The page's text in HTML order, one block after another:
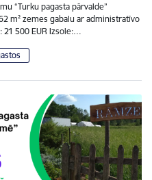
“Turku pagasta pārvalde”
m² zemes gabalu ar administratīvo
21 500 EUR Izsole:…